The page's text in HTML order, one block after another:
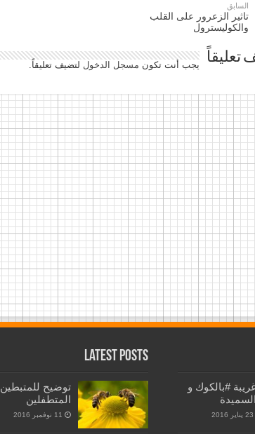
السابق
‏تاثير الزعرور على القلب
والكوليسترول‬
تعليقاً يجب أنت تكون مسجل الدخول لتضيف تعليقاً.
#بالكوك و
23 يناير 2016
Latest Posts
توضيح للمتبطين
المتطفلين
11 نوفمبر 2016